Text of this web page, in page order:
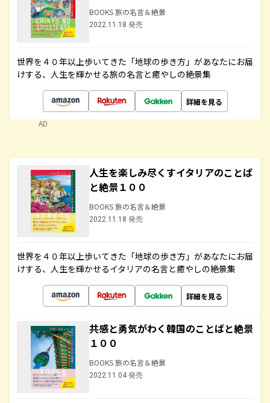
BOOKS 旅の名言＆絶景
2022.11.18 発売
世界を４０年以上歩いてきた「地球の歩き方」があなたにお届
けする、人生を輝かせる旅の名言と癒やしの絶景集
詳細を見る
AD
人生を楽しみ尽くすイタリアのことば
と絶景１００
BOOKS 旅の名言＆絶景
2022.11.18 発売
世界を４０年以上歩いてきた「地球の歩き方」があなたにお届
けする、人生を輝かせるイタリアの名言と癒やしの絶景集
詳細を見る
共感と勇気がわく韓国のことばと絶景
１００
BOOKS 旅の名言＆絶景
2022.11.04 発売